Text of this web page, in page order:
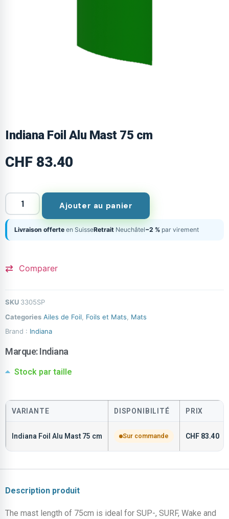
Indiana Foil Alu Mast 75 cm
CHF 83.40
Ajouter au panier
Livraison offerte en SuisseRetrait Neuchâtel−2 % par virement
Comparer
SKU 3305SP
Categories Ailes de Foil, Foils et Mats, Mats
Brand : Indiana
Marque:Indiana
Stock par taille
VARIANTE DISPONIBILITÉ PRIX
Indiana Foil Alu Mast 75 cm Sur commande CHF 83.40
Description produit
The mast length of 75cm is ideal for SUP-, SURF, Wake and